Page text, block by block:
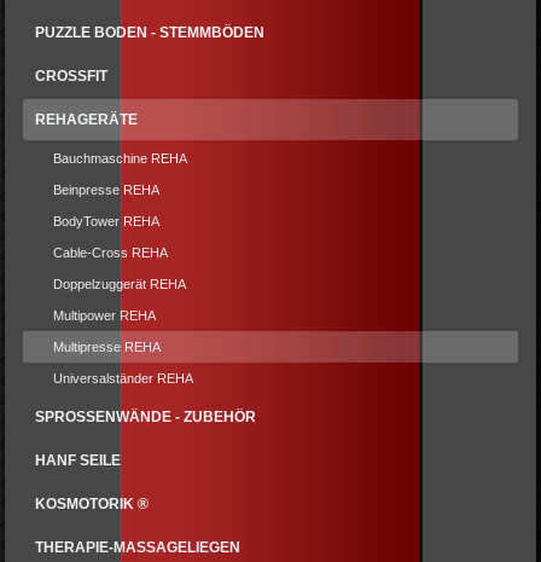
PUZZLE BODEN - STEMMBÖDEN
CROSSFIT
REHAGERÄTE
Bauchmaschine REHA
Beinpresse REHA
BodyTower REHA
Cable-Cross REHA
Doppelzuggerät REHA
Multipower REHA
Multipresse REHA
Universalständer REHA
SPROSSENWÄNDE - ZUBEHÖR
HANF SEILE
KOSMOTORIK ®
THERAPIE-MASSAGELIEGEN